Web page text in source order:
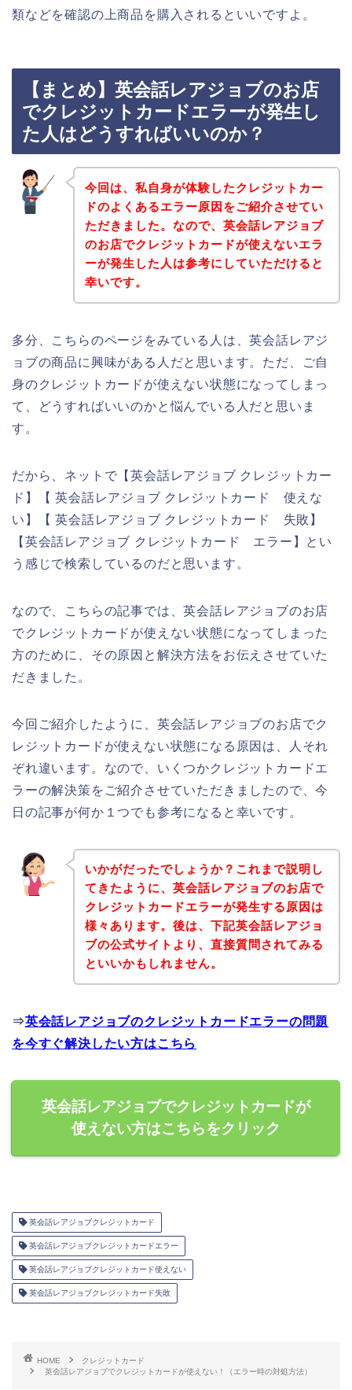
類などを確認の上商品を購入されるといいですよ。
【まとめ】英会話レアジョブのお店
でクレジットカードエラーが発生し
た人はどうすればいいのか？
今回は、私自身が体験したクレジットカー
ドのよくあるエラー原因をご紹介させてい
ただきました。なので、英会話レアジョブ
のお店でクレジットカードが使えないエラ
ーが発生した人は参考にしていただけると
幸いです。
多分、こちらのページをみている人は、英会話レアジ
ョブの商品に興味がある人だと思います。ただ、ご自
身のクレジットカードが使えない状態になってしまっ
て、どうすればいいのかと悩んでいる人だと思いま
す。
だから、ネットで【英会話レアジョブ クレジットカー
ド】【 英会話レアジョブ クレジットカード 使えな
い】【 英会話レアジョブ クレジットカード 失敗】
【英会話レアジョブ クレジットカード エラー】とい
う感じで検索しているのだと思います。
なので、こちらの記事では、英会話レアジョブのお店
でクレジットカードが使えない状態になってしまった
方のために、その原因と解決方法をお伝えさせていた
だきました。
今回ご紹介したように、英会話レアジョブのお店でク
レジットカードが使えない状態になる原因は、人それ
ぞれ違います。なので、いくつかクレジットカードエ
ラーの解決策をご紹介させていただきましたので、今
日の記事が何か１つでも参考になると幸いです。
いかがだったでしょうか？これまで説明し
てきたように、英会話レアジョブのお店で
クレジットカードエラーが発生する原因は
様々あります。後は、下記英会話レアジョ
ブの公式サイトより、直接質問されてみる
といいかもしれません。
⇒英会話レアジョブのクレジットカードエラーの問題
を今すぐ解決したい方はこちら
英会話レアジョブでクレジットカードが
使えない方はこちらをクリック
英会話レアジョブクレジットカード
英会話レアジョブクレジットカードエラー
英会話レアジョブクレジットカード使えない
英会話レアジョブクレジットカード失敗
HOME
クレジットカード
英会話レアジョブでクレジットカードが使えない！（エラー時の対処方法）